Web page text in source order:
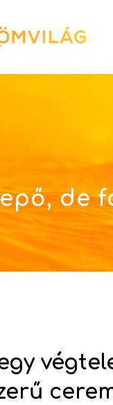
de